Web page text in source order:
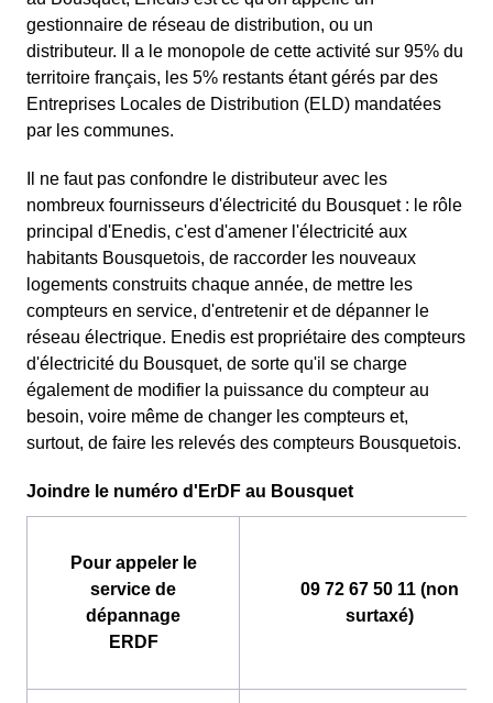
gestionnaire de réseau de distribution, ou un
distributeur. Il a le monopole de cette activité sur 95% du
territoire français, les 5% restants étant gérés par des
Entreprises Locales de Distribution (ELD) mandatées
par les communes.
Il ne faut pas confondre le distributeur avec les
nombreux fournisseurs d'électricité du Bousquet : le rôle
principal d'Enedis, c'est d'amener l'électricité aux
habitants Bousquetois, de raccorder les nouveaux
logements construits chaque année, de mettre les
compteurs en service, d'entretenir et de dépanner le
réseau électrique. Enedis est propriétaire des compteurs
d'électricité du Bousquet, de sorte qu'il se charge
également de modifier la puissance du compteur au
besoin, voire même de changer les compteurs et,
surtout, de faire les relevés des compteurs Bousquetois.
Joindre le numéro d'ErDF au Bousquet
Pour appeler le
service de
dépannage
ERDF
09 72 67 50 11 (non
surtaxé)